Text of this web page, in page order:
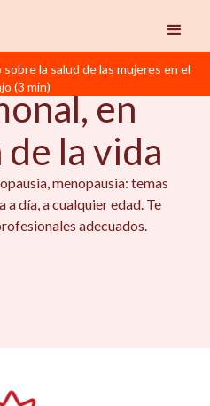
la salud de las mujeres en el
(3 min)
en
la vida
menopausia: temas
día, a cualquier edad. Te
adecuados.